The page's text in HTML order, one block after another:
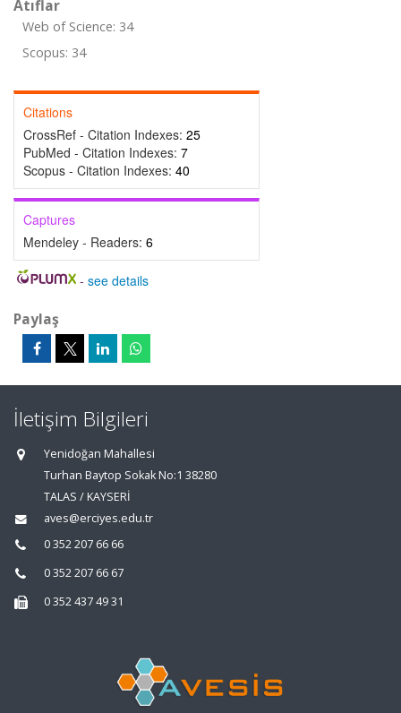
Atıflar
Web of Science: 34
Scopus: 34
Citations
CrossRef - Citation Indexes: 25
PubMed - Citation Indexes: 7
Scopus - Citation Indexes: 40
Captures
Mendeley - Readers: 6
- see details
Paylaş
İletişim Bilgileri
Yenidoğan Mahallesi
Turhan Baytop Sokak No:1 38280
TALAS / KAYSERİ
aves@erciyes.edu.tr
0 352 207 66 66
0 352 207 66 67
0 352 437 49 31